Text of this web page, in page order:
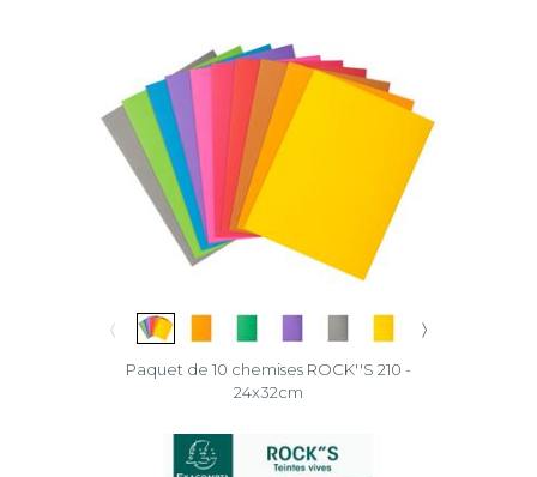
〈 〉
Paquet de 10 chemises ROCK''S 210 -
24x32cm